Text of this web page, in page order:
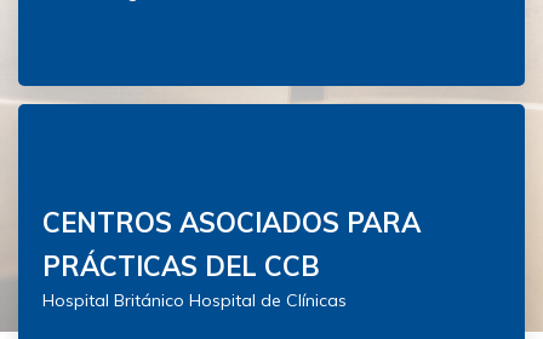
CENTROS ASOCIADOS PARA
PRÁCTICAS DEL CCB
Hospital Británico Hospital de Clínicas